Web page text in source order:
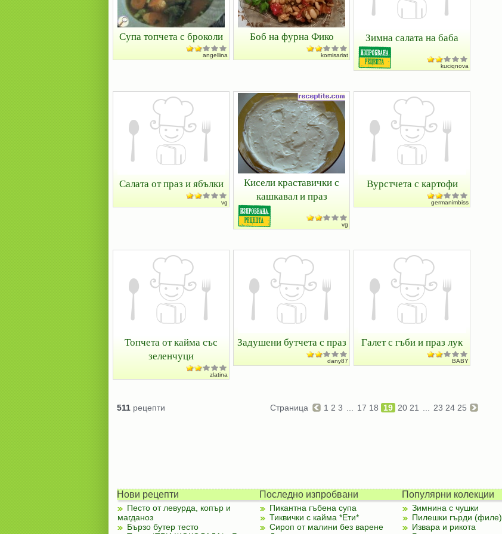
Супа топчета с броколи
angellina
Боб на фурна Фико
komisariat
Зимна салата на баба
kuciqnova
Салата от праз и ябълки
vg
Кисели краставички с
кашкавал и праз
vg
Вурстчета с картофи
germanimbiss
Топчета от кайма със
зеленчуци
zlatina
Задушени бутчета с праз
dany87
Галет с гъби и праз лук
BABY
511 рецепти Страница 1 2 3 17 18 19 20 21 23 24 25
Нови рецепти
Песто от левурда, копър и
магданоз
Бързо бутер тесто
Последно изпробвани
Пикантна гъбена супа
Тиквички с кайма *Ети*
Сироп от малини без варене
Популярни колекции
Зимнина с чушки
Пилешки гърди (филе)
Извара и рикота